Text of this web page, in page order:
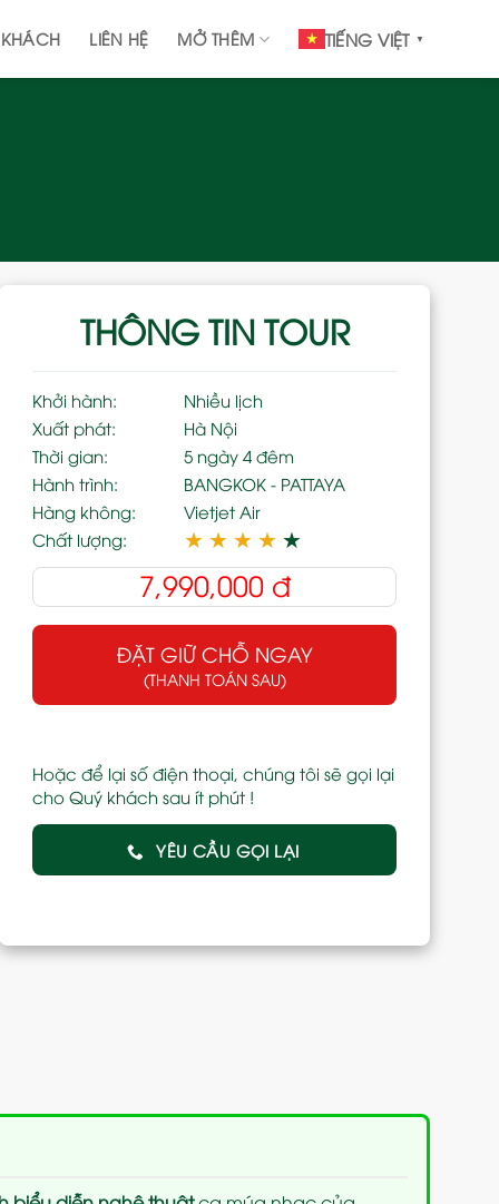
LIÊN HỆ MỞ THÊM TIẾNG VIỆT ▼
THÔNG TIN TOUR
Khởi hành:
Nhiều lịch
Xuất phát:
Hà Nội
Thời gian:
5 ngày 4 đêm
Hành trình:
BANGKOK - PATTAYA
Hàng không:
Vietjet Air
Chất lượng:
★ ★ ★ ★ ★
7,990,000đ
ĐẶT GIỮ CHỖ NGAY
(THANH TOÁN SAU)
Hoặc để lại số điện thoại, chúng tôi sẽ gọi lại
cho Quý khách sau ít phút !
YÊU CẦU GỌI LẠI